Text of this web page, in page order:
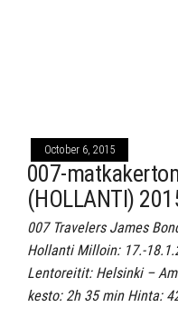
October 6, 2015
007-
(HOLLANTI)
007 Travelers James
Hollanti Milloin: 17.-
Lentoreitit: Helsinki –
kesto: 2h 35 min Hinta: